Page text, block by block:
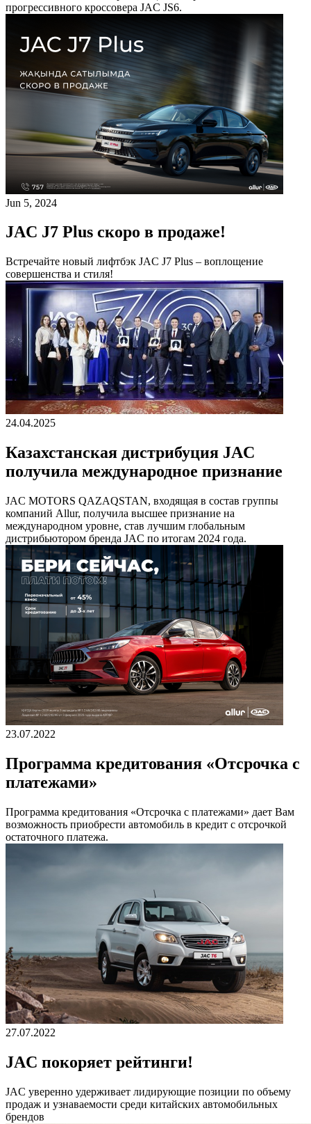
прогрессивного кроссовера JAC JS6.
Jun 5, 2024
JAC J7 Plus скоро в продаже!
Встречайте новый лифтбэк JAC J7 Plus – воплощение
совершенства и стиля!
24.04.2025
Казахстанская дистрибуция JAC
получила международное признание
JAC MOTORS QAZAQSTAN, входящая в состав группы
компаний Allur, получила высшее признание на
международном уровне, став лучшим глобальным
дистрибьютором бренда JAC по итогам 2024 года.
23.07.2022
Программа кредитования «Отсрочка с
платежами»
Программа кредитования «Отсрочка с платежами» дает Вам
возможность приобрести автомобиль в кредит с отсрочкой
остаточного платежа.
27.07.2022
JAC покоряет рейтинги!
JAС уверенно удерживает лидирующие позиции по объему
продаж и узнаваемости среди китайских автомобильных
брендов